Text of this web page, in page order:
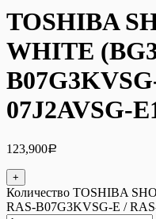
TOSHIBA
WHITE
07J2AVSG-
123,900Р
+
Количество TOSHIBA
RAS-B07G3KVSG-E /